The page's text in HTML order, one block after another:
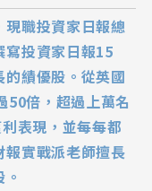
職投資家日報總
寫投資家日報15
績優股。從英國
50倍，超過上萬名
表現，並每每都
實戰派老師擅長